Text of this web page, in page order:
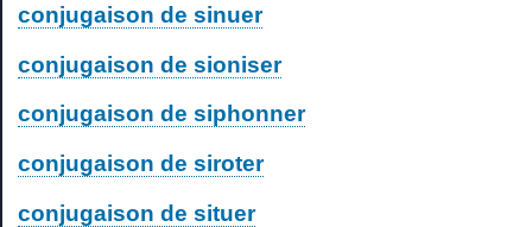
conjugaison de sinuer
conjugaison de sioniser
conjugaison de siphonner
conjugaison de siroter
conjugaison de situer